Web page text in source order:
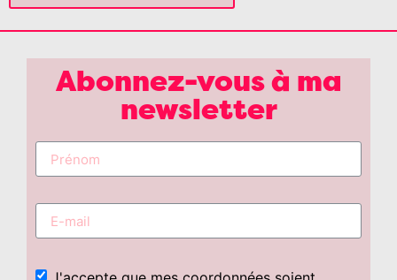
Abonnez-vous à ma
newsletter